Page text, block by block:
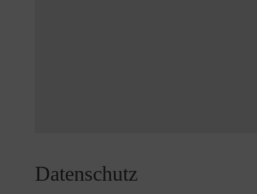
Datenschutz